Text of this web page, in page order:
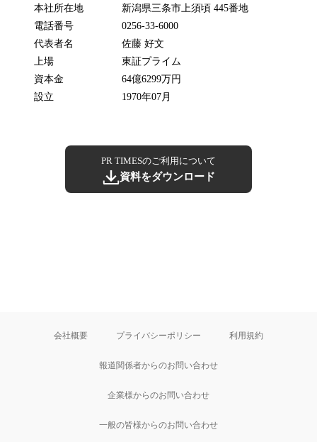
本社所在地
新潟県三条市上須頃 445番地
電話番号
0256-33-6000
代表者名
佐藤 好文
上場
東証プライム
資本金
64億6299万円
設立
1970年07月
PR TIMESのご利用について
資料をダウンロード
会社概要 プライバシーポリシー 利用規約
報道関係者からのお問い合わせ
企業様からのお問い合わせ
一般の皆様からのお問い合わせ